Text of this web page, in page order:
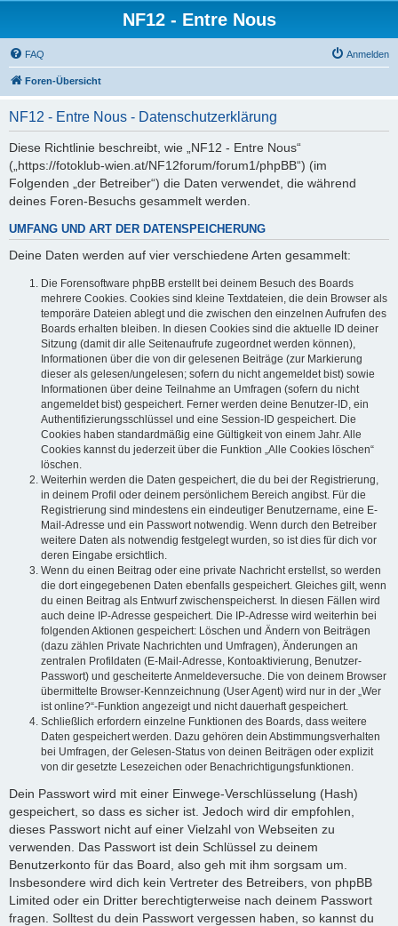
NF12 - Entre Nous
FAQ Anmelden
Foren-Übersicht
NF12 - Entre Nous - Datenschutzerklärung
Diese Richtlinie beschreibt, wie „NF12 - Entre Nous“
(„https://fotoklub-wien.at/NF12forum/forum1/phpBB“) (im
Folgenden „der Betreiber“) die Daten verwendet, die während
deines Foren-Besuchs gesammelt werden.
UMFANG UND ART DER DATENSPEICHERUNG
Deine Daten werden auf vier verschiedene Arten gesammelt:
Die Forensoftware phpBB erstellt bei deinem Besuch des Boards
mehrere Cookies. Cookies sind kleine Textdateien, die dein Browser als
temporäre Dateien ablegt und die zwischen den einzelnen Aufrufen des
Boards erhalten bleiben. In diesen Cookies sind die aktuelle ID deiner
Sitzung (damit dir alle Seitenaufrufe zugeordnet werden können),
Informationen über die von dir gelesenen Beiträge (zur Markierung
dieser als gelesen/ungelesen; sofern du nicht angemeldet bist) sowie
Informationen über deine Teilnahme an Umfragen (sofern du nicht
angemeldet bist) gespeichert. Ferner werden deine Benutzer-ID, ein
Authentifizierungsschlüssel und eine Session-ID gespeichert. Die
Cookies haben standardmäßig eine Gültigkeit von einem Jahr. Alle
Cookies kannst du jederzeit über die Funktion „Alle Cookies löschen“
löschen.
Weiterhin werden die Daten gespeichert, die du bei der Registrierung,
in deinem Profil oder deinem persönlichem Bereich angibst. Für die
Registrierung sind mindestens ein eindeutiger Benutzername, eine E-
Mail-Adresse und ein Passwort notwendig. Wenn durch den Betreiber
weitere Daten als notwendig festgelegt wurden, so ist dies für dich vor
deren Eingabe ersichtlich.
Wenn du einen Beitrag oder eine private Nachricht erstellst, so werden
die dort eingegebenen Daten ebenfalls gespeichert. Gleiches gilt, wenn
du einen Beitrag als Entwurf zwischenspeicherst. In diesen Fällen wird
auch deine IP-Adresse gespeichert. Die IP-Adresse wird weiterhin bei
folgenden Aktionen gespeichert: Löschen und Ändern von Beiträgen
(dazu zählen Private Nachrichten und Umfragen), Änderungen an
zentralen Profildaten (E-Mail-Adresse, Kontoaktivierung, Benutzer-
Passwort) und gescheiterte Anmeldeversuche. Die von deinem Browser
übermittelte Browser-Kennzeichnung (User Agent) wird nur in der „Wer
ist online?“-Funktion angezeigt und nicht dauerhaft gespeichert.
Schließlich erfordern einzelne Funktionen des Boards, dass weitere
Daten gespeichert werden. Dazu gehören dein Abstimmungsverhalten
bei Umfragen, der Gelesen-Status von deinen Beiträgen oder explizit
von dir gesetzte Lesezeichen oder Benachrichtigungsfunktionen.
Dein Passwort wird mit einer Einwege-Verschlüsselung (Hash)
gespeichert, so dass es sicher ist. Jedoch wird dir empfohlen,
dieses Passwort nicht auf einer Vielzahl von Webseiten zu
verwenden. Das Passwort ist dein Schlüssel zu deinem
Benutzerkonto für das Board, also geh mit ihm sorgsam um.
Insbesondere wird dich kein Vertreter des Betreibers, von phpBB
Limited oder ein Dritter berechtigterweise nach deinem Passwort
fragen. Solltest du dein Passwort vergessen haben, so kannst du